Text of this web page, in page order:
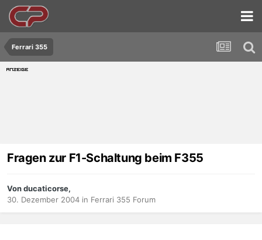
Ferrari 355
Fragen zur F1-Schaltung beim F355
Von ducaticorse,
30. Dezember 2004 in Ferrari 355 Forum